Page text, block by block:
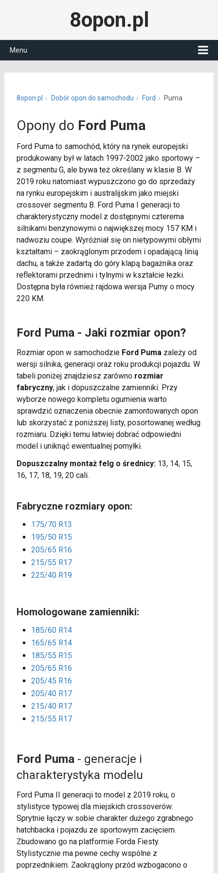
8opon.pl
Menu
8opon.pl Dobór opon do samochodu Ford Puma
Opony do Ford Puma
Ford Puma to samochód, który na rynek europejski
produkowany był w latach 1997-2002 jako sportowy –
z segmentu G, ale bywa też określany w klasie B. W
2019 roku natomiast wypuszczono go do sprzedaży
na rynku europejskim i australijskim jako miejski
crossover segmentu B. Ford Puma I generacji to
charakterystyczny model z dostępnymi czterema
silnikami benzynowymi o największej mocy 157 KM i
nadwoziu coupe. Wyróżniał się on nietypowymi obłymi
kształtami – zaokrąglonym przodem i opadającą linią
dachu, a także zadartą do góry klapą bagażnika oraz
reflektorami przednimi i tylnymi w kształcie łezki.
Dostępna była również rajdowa wersja Pumy o mocy
220 KM.
Ford Puma - Jaki rozmiar opon?
Rozmiar opon w samochodzie Ford Pumazależy od
wersji silnika, generacji oraz roku produkcji pojazdu. W
tabeli poniżej znajdziesz zarówno rozmiar
fabryczny, jak i dopuszczalne zamienniki. Przy
wyborze nowego kompletu ogumienia warto
sprawdzić oznaczenia obecnie zamontowanych opon
lub skorzystać z poniższej listy, posortowanej według
rozmiaru. Dzięki temu łatwiej dobrać odpowiedni
model i uniknąć ewentualnej pomyłki.
Dopuszczalny montaż felg o średnicy:13, 14, 15,
16, 17, 18, 19, 20 cali.
Fabryczne rozmiary opon:
175/70 R13
195/50 R15
205/65 R16
215/55 R17
225/40 R19
Homologowane zamienniki:
185/60 R14
165/65 R14
185/55 R15
205/65 R16
205/45 R16
205/40 R17
215/40 R17
215/55 R17
Ford Puma- generacje i
charakterystyka modelu
Ford Puma II generacji to model z 2019 roku, o
stylistyce typowej dla miejskich crossoverów.
Sprytnie łączy w sobie charakter dużego zgrabnego
hatchbacka i pojazdu ze sportowym zacięciem.
Zbudowano go na platformie Forda Fiesty.
Stylistycznie ma pewne cechy wspólne z
poprzednikiem. Zaokrąglony przód wzbogacono o